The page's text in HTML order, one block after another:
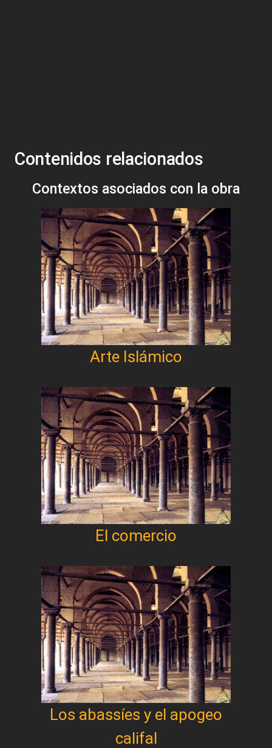
Contenidos relacionados
Contextos asociados con la obra
Arte Islámico
El comercio
Los abassíes y el apogeo
califal